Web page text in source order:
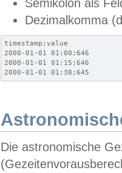
Semikolon als
Dezimalkomma
timestamp;value
2000-01-01 01:00;646
2000-01-01 01:15;646
2000-01-01 01:30;645
Die astronomische